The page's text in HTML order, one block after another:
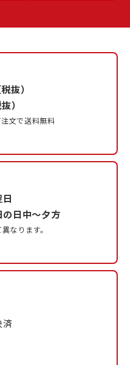
抜）
）
文で送料無料
の日中〜夕方
なります。
済